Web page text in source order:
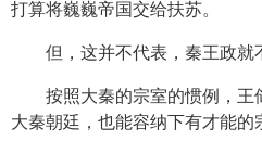
打算将巍巍帝国交给扶苏。
但，这并不代表，秦王政就
按照大秦的宗室的惯例，王
大秦朝廷，也能容纳下有才能的